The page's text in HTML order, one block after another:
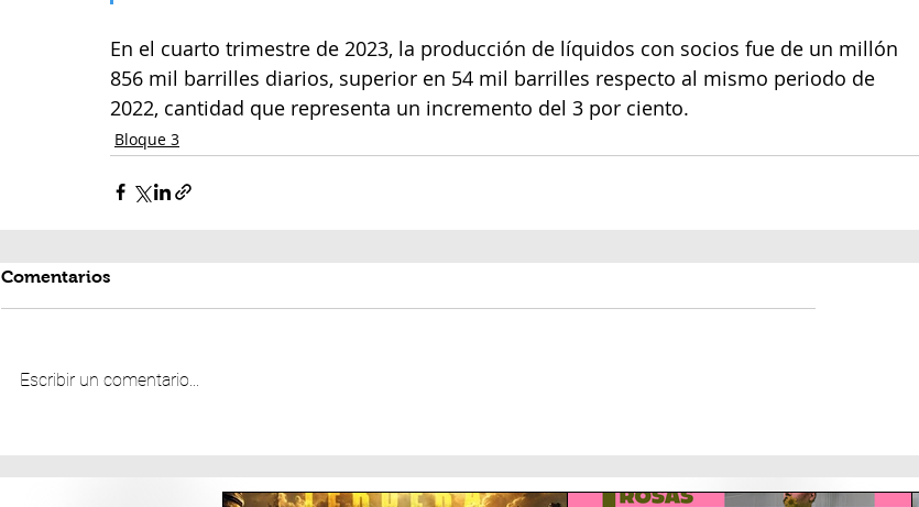
En el cuarto trimestre de 2023, la producción de líquidos con socios fue de un millón
856 mil barrilles diarios, superior en 54 mil barrilles respecto al mismo periodo de
2022, cantidad que representa un incremento del 3 por ciento.
Bloque 3
Comentarios
Escribir un comentario...